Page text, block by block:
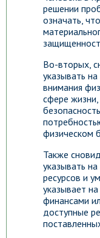
решении
означать,
Во-вторых,
указывать
внимания
сфере
физическом
Также
указывать
ресурсов и
указывает
финансами
доступные